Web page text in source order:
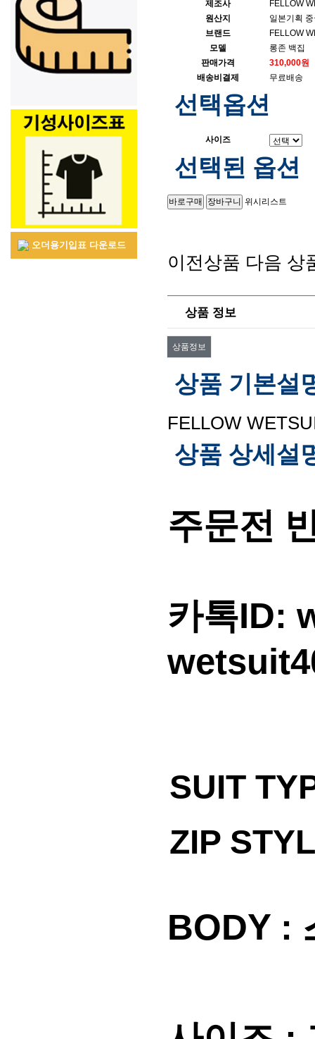
오더용기입표 다운로드
제조사
FELLOW
원산지
일본기획
브랜드
FELLOW
모델
롱존 백집
판매가격
310,000원
배송비결제
무료배송
선택옵션
사이즈
선택된 옵션
위시리스트
이전상품 다음 상
상품 정보
상품정보
상품 기본설
FELLOW
상품 상세설
주문전
카톡ID:
SUIT
ZIP
BODY :